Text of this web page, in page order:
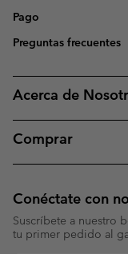
Pago
Preguntas frecuentes
Acerca de
Comprar
Conéctate con
Suscríbete a nuestro
tu primer pedido al